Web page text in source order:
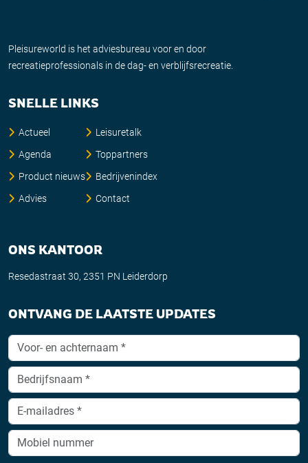
Pleisureworld is het adviesbureau voor en door
recreatieprofessionals in de dag- en verblijfsrecreatie.
SNELLE LINKS
Actueel
Agenda
Product nieuws
Advies
Leisuretalk
Toppartners
Bedrijvenindex
Contact
ONS KANTOOR
Resedastraat 30, 2351 PN Leiderdorp
ONTVANG DE LAATSTE UPDATES